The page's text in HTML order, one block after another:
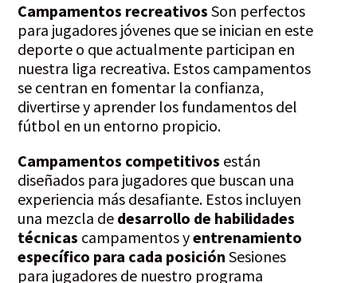
Campamentos recreativos Son perfectos
para jugadores jóvenes que se inician en este
deporte o que actualmente participan en
nuestra liga recreativa. Estos campamentos
se centran en fomentar la confianza,
divertirse y aprender los fundamentos del
fútbol en un entorno propicio.
Campamentos competitivos están
diseñados para jugadores que buscan una
experiencia más desafiante. Estos incluyen
una mezcla de desarrollo de habilidades
técnicas campamentos yentrenamiento
específico para cada posición Sesiones
para jugadores de nuestro programa